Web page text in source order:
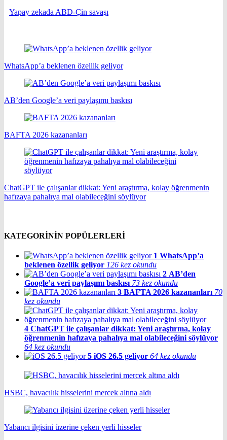
Yapay zekada ABD-Çin savaşı
WhatsApp’a beklenen özellik geliyor
AB’den Google’a veri paylaşımı baskısı
BAFTA 2026 kazananları
ChatGPT ile çalışanlar dikkat: Yeni araştırma, kolay öğrenmenin
hafızaya pahalıya mal olabileceğini söylüyor
KATEGORİNİN POPÜLERLERİ
1 WhatsApp’a
beklenen özellik geliyor 126 kez okundu
2 AB’den
Google’a veri paylaşımı baskısı 73 kez okundu
3 BAFTA 2026 kazananları 70
kez okundu
4 ChatGPT ile çalışanlar dikkat: Yeni araştırma, kolay
öğrenmenin hafızaya pahalıya mal olabileceğini söylüyor
64 kez okundu
5 iOS 26.5 geliyor 64 kez okundu
HSBC, havacılık hisselerini mercek altına aldı
Yabancı ilgisini üzerine çeken yerli hisseler